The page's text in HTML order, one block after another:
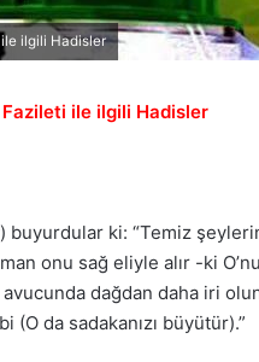
ile ilgili Hadisler
ile ilgili Hadisler
buyurdular ki: “Temiz
onu sağ eliyle alır -ki
avucunda dağdan daha iri
da sadakanızı büyütür).”